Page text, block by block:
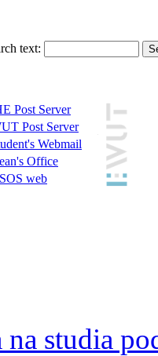
text:
Post Server
Post Server
Webmail
Office
web
na studia